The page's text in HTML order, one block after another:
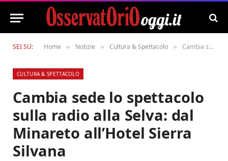
SEI SU: Home » Notizie » Cultura & Spettacolo » Cambia sede lo spettacolo sulla radio alla Selva: dal Minareto all’Hotel Sierra Silvana
CULTURA & SPETTACOLO
Cambia sede lo spettacolo
sulla radio alla Selva: dal
Minareto all’Hotel Sierra
Silvana